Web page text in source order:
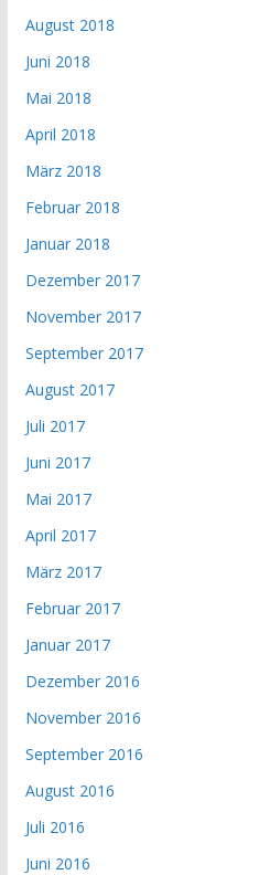
August 2018
Juni 2018
Mai 2018
April 2018
März 2018
Februar 2018
Januar 2018
Dezember 2017
November 2017
September 2017
August 2017
Juli 2017
Juni 2017
Mai 2017
April 2017
März 2017
Februar 2017
Januar 2017
Dezember 2016
November 2016
September 2016
August 2016
Juli 2016
Juni 2016